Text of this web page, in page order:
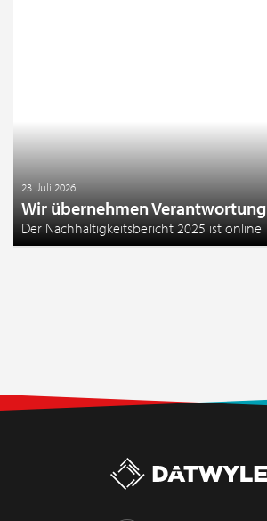
23. Juli 2026
Wir übernehmen Verantwortung
Der Nachhaltigkeitsbericht 2025 ist online